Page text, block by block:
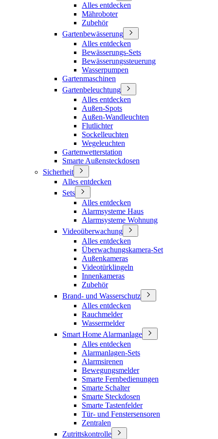
Alles entdecken
Mähroboter
Zubehör
Gartenbewässerung
Alles entdecken
Bewässerungs-Sets
Bewässerungssteuerung
Wasserpumpen
Gartenmaschinen
Gartenbeleuchtung
Alles entdecken
Außen-Spots
Außen-Wandleuchten
Flutlichter
Sockelleuchten
Wegeleuchten
Gartenwetterstation
Smarte Außensteckdosen
Sicherheit
Alles entdecken
Sets
Alles entdecken
Alarmsysteme Haus
Alarmsysteme Wohnung
Videoüberwachung
Alles entdecken
Überwachungskamera-Set
Außenkameras
Videotürklingeln
Innenkameras
Zubehör
Brand- und Wasserschutz
Alles entdecken
Rauchmelder
Wassermelder
Smart Home Alarmanlage
Alles entdecken
Alarmanlagen-Sets
Alarmsirenen
Bewegungsmelder
Smarte Fernbedienungen
Smarte Schalter
Smarte Steckdosen
Smarte Tastenfelder
Tür- und Fenstersensoren
Zentralen
Zutrittskontrolle